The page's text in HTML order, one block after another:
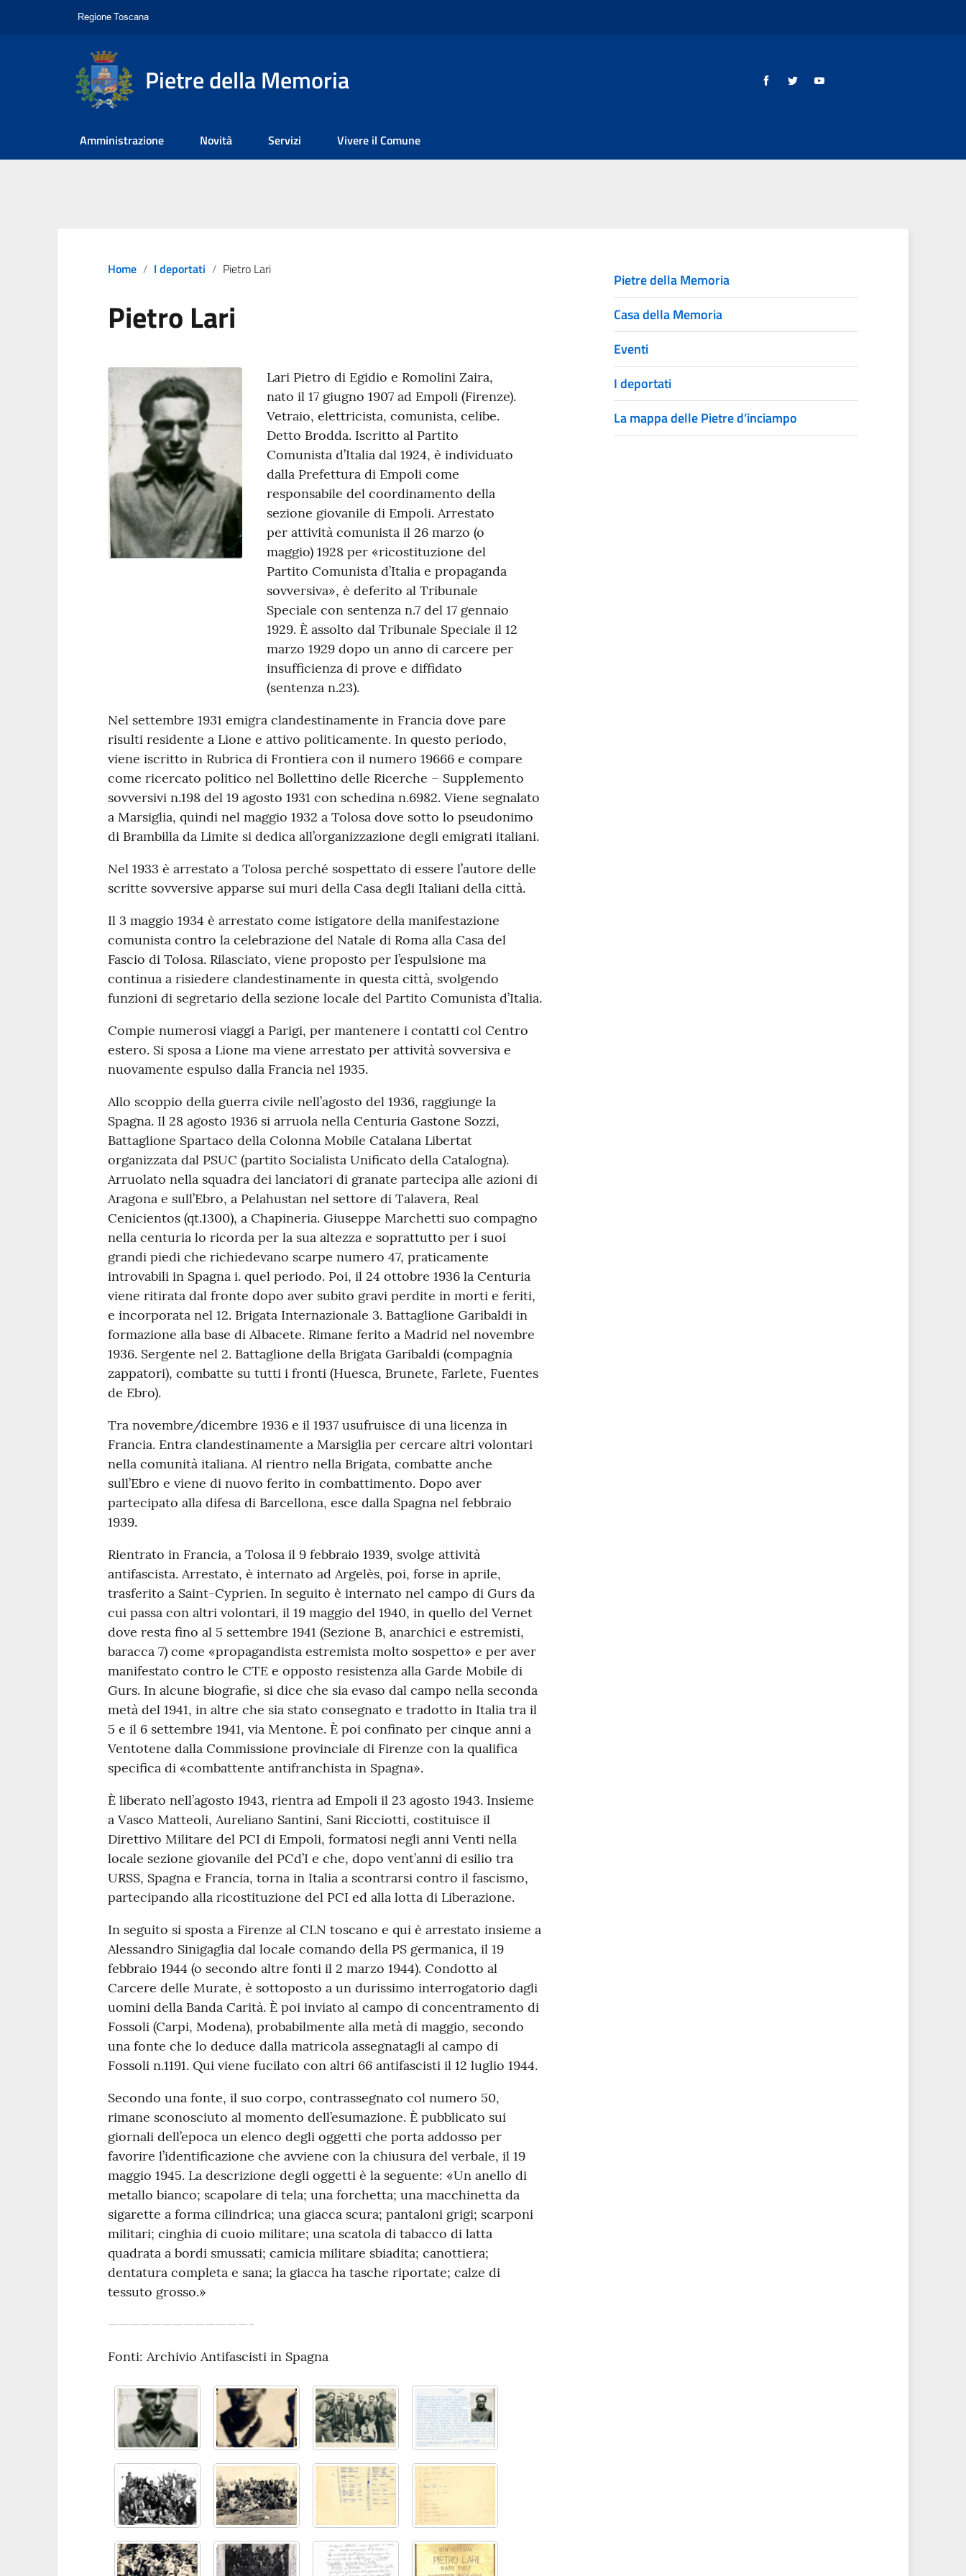
Pietre della Memoria
Amministrazione Novità Servizi Vivere il Comune
Home I deportati Pietro Lari
Pietro Lari
Lari Pietro di Egidio e Romolini Zaira,
nato il 17 giugno 1907 ad Empoli (Firenze).
Vetraio, elettricista, comunista, celibe.
Detto Brodda. Iscritto al Partito
Comunista d’Italia dal 1924, è individuato
dalla Prefettura di Empoli come
responsabile del coordinamento della
sezione giovanile di Empoli. Arrestato
per attività comunista il 26 marzo (o
maggio) 1928 per «ricostituzione del
Partito Comunista d’Italia e propaganda
sovversiva», è deferito al Tribunale
Speciale con sentenza n.7 del 17 gennaio
1929. È assolto dal Tribunale Speciale il 12
marzo 1929 dopo un anno di carcere per
insufficienza di prove e diffidato
(sentenza n.23).
Nel settembre 1931 emigra clandestinamente in Francia dove pare
risulti residente a Lione e attivo politicamente. In questo periodo,
viene iscritto in Rubrica di Frontiera con il numero 19666 e compare
come ricercato politico nel Bollettino delle Ricerche – Supplemento
sovversivi n.198 del 19 agosto 1931 con schedina n.6982. Viene segnalato
a Marsiglia, quindi nel maggio 1932 a Tolosa dove sotto lo pseudonimo
di Brambilla da Limite si dedica all’organizzazione degli emigrati italiani.
Nel 1933 è arrestato a Tolosa perché sospettato di essere l’autore delle
scritte sovversive apparse sui muri della Casa degli Italiani della città.
Il 3 maggio 1934 è arrestato come istigatore della manifestazione
comunista contro la celebrazione del Natale di Roma alla Casa del
Fascio di Tolosa. Rilasciato, viene proposto per l’espulsione ma
continua a risiedere clandestinamente in questa città, svolgendo
funzioni di segretario della sezione locale del Partito Comunista d’Italia.
Compie numerosi viaggi a Parigi, per mantenere i contatti col Centro
estero. Si sposa a Lione ma viene arrestato per attività sovversiva e
nuovamente espulso dalla Francia nel 1935.
Allo scoppio della guerra civile nell’agosto del 1936, raggiunge la
Spagna. Il 28 agosto 1936 si arruola nella Centuria Gastone Sozzi,
Battaglione Spartaco della Colonna Mobile Catalana Libertat
organizzata dal PSUC (partito Socialista Unificato della Catalogna).
Arruolato nella squadra dei lanciatori di granate partecipa alle azioni di
Aragona e sull’Ebro, a Pelahustan nel settore di Talavera, Real
Cenicientos (qt.1300), a Chapineria. Giuseppe Marchetti suo compagno
nella centuria lo ricorda per la sua altezza e soprattutto per i suoi
grandi piedi che richiedevano scarpe numero 47, praticamente
introvabili in Spagna i. quel periodo. Poi, il 24 ottobre 1936 la Centuria
viene ritirata dal fronte dopo aver subito gravi perdite in morti e feriti,
e incorporata nel 12. Brigata Internazionale 3. Battaglione Garibaldi in
formazione alla base di Albacete. Rimane ferito a Madrid nel novembre
1936. Sergente nel 2. Battaglione della Brigata Garibaldi (compagnia
zappatori), combatte su tutti i fronti (Huesca, Brunete, Farlete, Fuentes
de Ebro).
Tra novembre/dicembre 1936 e il 1937 usufruisce di una licenza in
Francia. Entra clandestinamente a Marsiglia per cercare altri volontari
nella comunità italiana. Al rientro nella Brigata, combatte anche
sull’Ebro e viene di nuovo ferito in combattimento. Dopo aver
partecipato alla difesa di Barcellona, esce dalla Spagna nel febbraio
1939.
Rientrato in Francia, a Tolosa il 9 febbraio 1939, svolge attività
antifascista. Arrestato, è internato ad Argelès, poi, forse in aprile,
trasferito a Saint-Cyprien. In seguito è internato nel campo di Gurs da
cui passa con altri volontari, il 19 maggio del 1940, in quello del Vernet
dove resta fino al 5 settembre 1941 (Sezione B, anarchici e estremisti,
baracca 7) come «propagandista estremista molto sospetto» e per aver
manifestato contro le CTE e opposto resistenza alla Garde Mobile di
Gurs. In alcune biografie, si dice che sia evaso dal campo nella seconda
metà del 1941, in altre che sia stato consegnato e tradotto in Italia tra il
5 e il 6 settembre 1941, via Mentone. È poi confinato per cinque anni a
Ventotene dalla Commissione provinciale di Firenze con la qualifica
specifica di «combattente antifranchista in Spagna».
È liberato nell’agosto 1943, rientra ad Empoli il 23 agosto 1943. Insieme
a Vasco Matteoli, Aureliano Santini, Sani Ricciotti, costituisce il
Direttivo Militare del PCI di Empoli, formatosi negli anni Venti nella
locale sezione giovanile del PCd’I e che, dopo vent’anni di esilio tra
URSS, Spagna e Francia, torna in Italia a scontrarsi contro il fascismo,
partecipando alla ricostituzione del PCI ed alla lotta di Liberazione.
In seguito si sposta a Firenze al CLN toscano e qui è arrestato insieme a
Alessandro Sinigaglia dal locale comando della PS germanica, il 19
febbraio 1944 (o secondo altre fonti il 2 marzo 1944). Condotto al
Carcere delle Murate, è sottoposto a un durissimo interrogatorio dagli
uomini della Banda Carità. È poi inviato al campo di concentramento di
Fossoli (Carpi, Modena), probabilmente alla metà di maggio, secondo
una fonte che lo deduce dalla matricola assegnatagli al campo di
Fossoli n.1191. Qui viene fucilato con altri 66 antifascisti il 12 luglio 1944.
Secondo una fonte, il suo corpo, contrassegnato col numero 50,
rimane sconosciuto al momento dell’esumazione. È pubblicato sui
giornali dell’epoca un elenco degli oggetti che porta addosso per
favorire l’identificazione che avviene con la chiusura del verbale, il 19
maggio 1945. La descrizione degli oggetti è la seguente: «Un anello di
metallo bianco; scapolare di tela; una forchetta; una macchinetta da
sigarette a forma cilindrica; una giacca scura; pantaloni grigi; scarponi
militari; cinghia di cuoio militare; una scatola di tabacco di latta
quadrata a bordi smussati; camicia militare sbiadita; canottiera;
dentatura completa e sana; la giacca ha tasche riportate; calze di
tessuto grosso.»
—————————————-
Fonti: Archivio Antifascisti in Spagna
Pietre della Memoria
Casa della Memoria
Eventi
I deportati
La mappa delle Pietre d’inciampo